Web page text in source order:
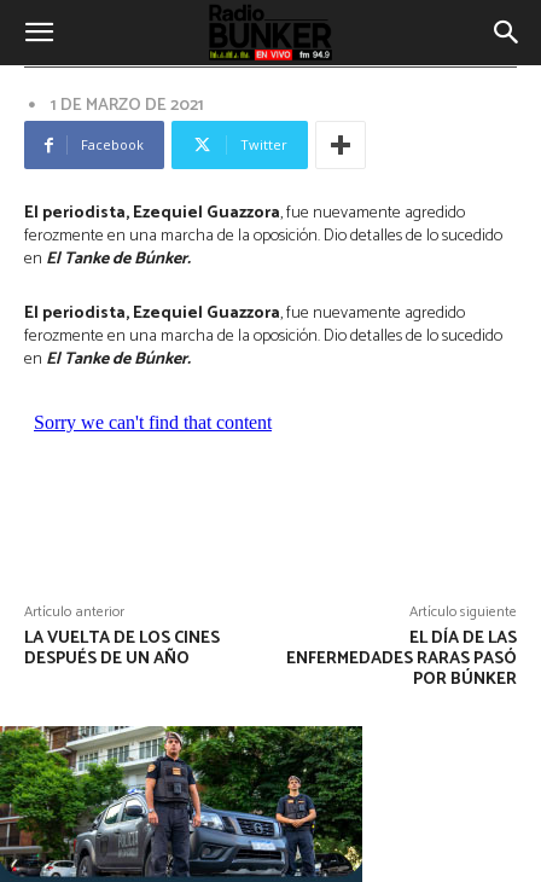
Ezequiel Guazzora: “Hay un sector
de la sociedad muy de mierda que
no tolera haber perdido las
elecciones de 2019”
1 DE MARZO DE 2021
Facebook Twitter
El periodista, Ezequiel Guazzora, fue nuevamente agredido
ferozmente en una marcha de la oposición. Dio detalles de lo sucedido
en El Tanke de Búnker.
El periodista, Ezequiel Guazzora, fue nuevamente agredido
ferozmente en una marcha de la oposición. Dio detalles de lo sucedido
en El Tanke de Búnker.
Artículo anterior
LA VUELTA DE LOS CINES
DESPUÉS DE UN AÑO
Artículo siguiente
EL DÍA DE LAS
ENFERMEDADES RARAS PASÓ
POR BÚNKER